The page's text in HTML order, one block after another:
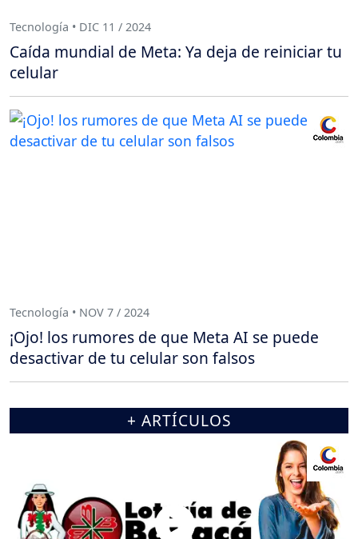
Tecnología • DIC 11 / 2024
Caída mundial de Meta: Ya deja de reiniciar tu
celular
Tecnología • NOV 7 / 2024
¡Ojo! los rumores de que Meta AI se puede
desactivar de tu celular son falsos
+ ARTÍCULOS